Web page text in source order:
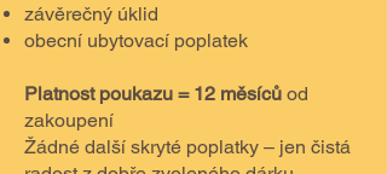
závěrečný úklid
obecní ubytovací poplatek
Platnost poukazu = 12 měsíců od
zakoupení
Žádné další skryté poplatky – jen čistá